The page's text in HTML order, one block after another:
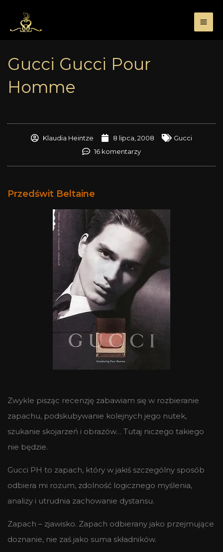
treści
Gucci Gucci Pour
Homme
Klaudia Heintze 8 lipca, 2008
Gucci
16 komentarzy
Przedświt Beltaine
Zwykle pisząc recenzję zabawiam się w rozbieranie
zapachu, podskubywanie kolejnych jego nutek,
szukanie skojarzeń i obrazów… Tutaj niczego takiego
nie będzie.
Gucci PH to zapach, który w jakiś szczególny sposób
odbiera mi rozum, zdolność logicznego myślenia,
analizy i utrudnia zachowanie dystansu.
Zapach – zjawisko. Zapach odbierany jako przejmujące
doznanie, nie zaś jako suma składników.